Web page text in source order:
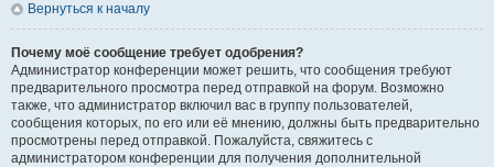
Вернуться к началу
Почему моё сообщение требует одобрения?
Администратор конференции может решить, что сообщения требуют
предварительного просмотра перед отправкой на форум. Возможно
также, что администратор включил вас в группу пользователей,
сообщения которых, по его или её мнению, должны быть предварительно
просмотрены перед отправкой. Пожалуйста, свяжитесь с
администратором конференции для получения дополнительной